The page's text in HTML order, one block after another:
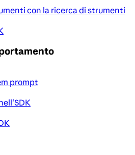
con la ricerca di strumenti
prompt